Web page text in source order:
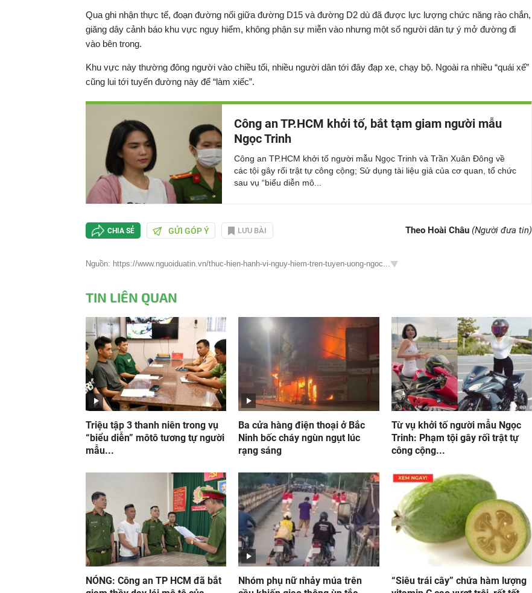
Qua ghi nhận thực tế, đoạn đường nối giữa đường D15 và đường D2 dù đã được lực lượng chức năng rào chắn,
giăng dây cảnh báo khu vực nguy hiểm, không phận sự miễn vào nhưng một số người dân tự ý mở đường đi
vào bên trong.
Khu vực này thường đông người vào chiều tối, nhiều người dân tới đây đạp xe, chạy bộ. Ngoài ra nhiều “quái xế”
cũng lui tới tuyến đường này để “làm xiếc”.
Công an TP.HCM khởi tố, bắt tạm giam người mẫu
Ngọc Trinh
Công an TP.HCM khởi tố người mẫu Ngọc Trinh và Trần Xuân Đông về
các tội gây rối trật tự công cộng; Sử dụng tài liệu giả của cơ quan, tổ chức
sau vụ “biểu diễn mô...
CHIA SẺ GỬI GÓP Ý LƯU BÀI Theo Hoài Châu (Người đưa tin)
Nguồn: https://www.nguoiduatin.vn/thuc-hien-hanh-vi-nguy-hiem-tren-tuyen-uong-ngoc...
TIN LIÊN QUAN
Triệu tập 3 thanh niên trong vụ
“biểu diễn” môtô tương tự người
mẫu...
Ba cửa hàng điện thoại ở Bắc
Ninh bốc cháy ngùn ngụt lúc
rạng sáng
Từ vụ khởi tố người mẫu Ngọc
Trinh: Phạm tội gây rối trật tự
công cộng...
NÓNG: Công an TP HCM đã bắt
Nhóm phụ nữ nhảy múa trên
“Siêu trái cây” chứa hàm lượng